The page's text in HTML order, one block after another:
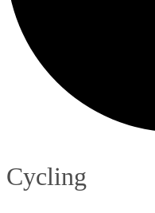
Cycling